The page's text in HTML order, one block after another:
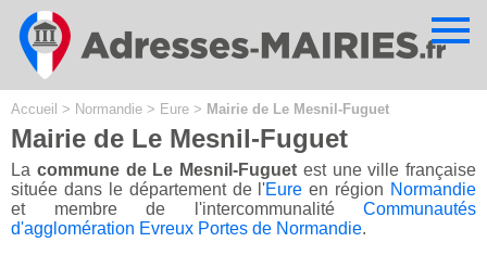
Accueil > Normandie > Eure > Mairie de Le Mesnil-Fuguet
Mairie de Le Mesnil-Fuguet
La commune de Le Mesnil-Fuguet est une ville française
située dans le département de l'Eure en région Normandie
et membre de l'intercommunalité Communautés
d'agglomération Evreux Portes de Normandie.
Cookies management panel